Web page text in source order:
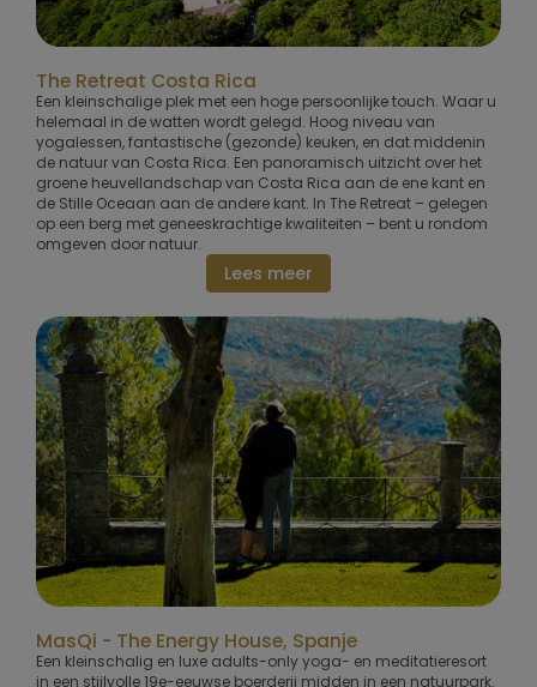
The Retreat Costa Rica
Een kleinschalige plek met een hoge persoonlijke touch. Waar u
helemaal in de watten wordt gelegd. Hoog niveau van
yogalessen, fantastische (gezonde) keuken, en dat middenin
de natuur van Costa Rica. Een panoramisch uitzicht over het
groene heuvellandschap van Costa Rica aan de ene kant en
de Stille Oceaan aan de andere kant. In The Retreat – gelegen
op een berg met geneeskrachtige kwaliteiten – bent u rondom
omgeven door natuur.
Lees meer
MasQi - The Energy House, Spanje
Een kleinschalig en luxe adults-only yoga- en meditatieresort
in een stijlvolle 19e-eeuwse boerderij midden in een natuurpark.